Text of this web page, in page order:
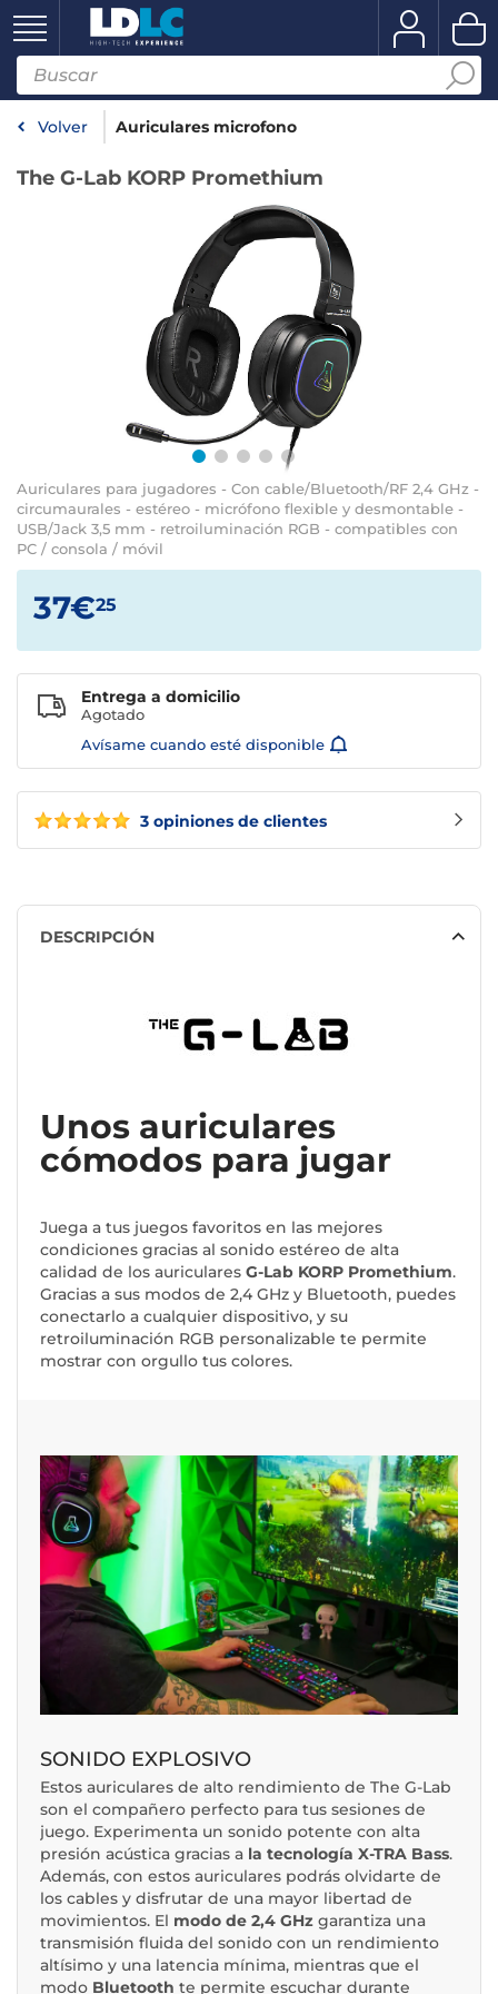
Volver Auriculares microfono
The G-Lab KORP Promethium
Auriculares para jugadores - Con cable/Bluetooth/RF 2,4 GHz -
circumaurales - estéreo - micrófono flexible y desmontable -
USB/Jack 3,5 mm - retroiluminación RGB - compatibles con
PC / consola / móvil
3 opiniones de clientes
37€25
Entrega a domicilio
Agotado
Avísame cuando esté disponible
DESCRIPCIÓN
Unos auriculares
cómodos para jugar
Juega a tus juegos favoritos en las mejores
condiciones gracias al sonido estéreo de alta
calidad de los auriculares G-Lab KORP Promethium.
Gracias a sus modos de 2,4 GHz y Bluetooth, puedes
conectarlo a cualquier dispositivo, y su
retroiluminación RGB personalizable te permite
mostrar con orgullo tus colores.
SONIDO EXPLOSIVO
Estos auriculares de alto rendimiento de The G-Lab
son el compañero perfecto para tus sesiones de
juego. Experimenta un sonido potente con alta
presión acústica gracias a la tecnología X-TRA Bass.
Además, con estos auriculares podrás olvidarte de
los cables y disfrutar de una mayor libertad de
movimientos. El modo de 2,4 GHz garantiza una
transmisión fluida del sonido con un rendimiento
altísimo y una latencia mínima, mientras que el
modo Bluetooth te permite escuchar durante